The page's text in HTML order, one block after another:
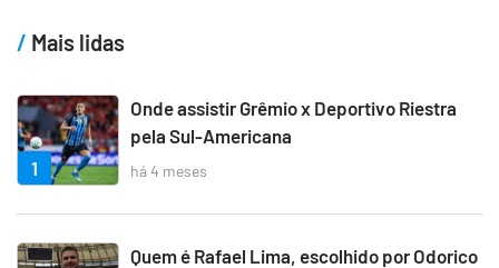
Mais lidas
1
Onde assistir Grêmio x Deportivo Riestra
pela Sul-Americana
há 4 meses
Quem é Rafael Lima, escolhido por Odorico